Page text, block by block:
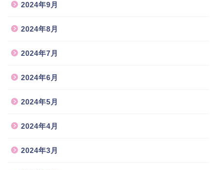
2024年9月
2024年8月
2024年7月
2024年6月
2024年5月
2024年4月
2024年3月